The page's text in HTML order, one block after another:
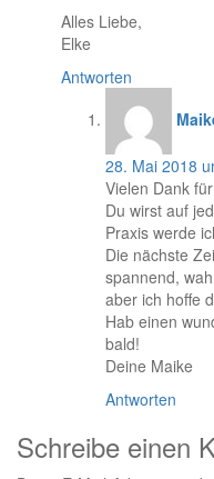
Alles Liebe,
Elke
Antworten
28. Mai 2018
Vielen Dank
Du wirst auf
Praxis werde
Die nächste
spannend,
aber ich hoffe
Hab einen
bald!
Deine Maike
Antworten
Schreibe einen